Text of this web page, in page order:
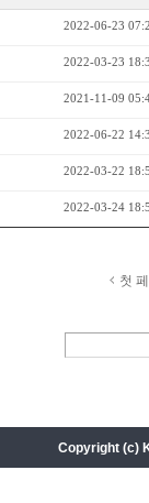
2022-06-23
2022-03-23
2021-11-09
2022-06-22
2022-03-22
2022-03-24
첫
Copyright (c)